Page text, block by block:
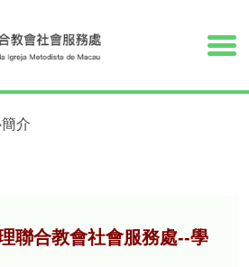
介
聯合教會社會服務處--學